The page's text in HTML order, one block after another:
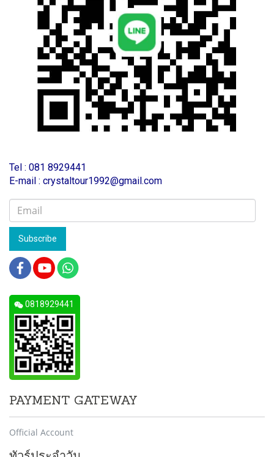
Tel : 081 8929441
E-mail : crystaltour1992@gmail.com
Subscribe
0818929441
PAYMENT GATEWAY
Official Account